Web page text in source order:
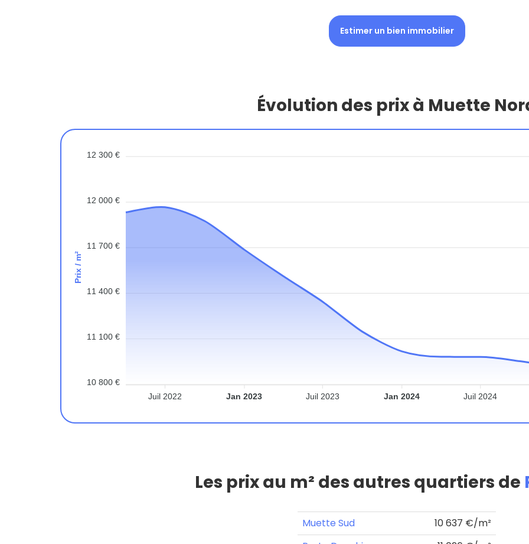
Estimer un bien immobilier
Évolution des prix à Muette
12 300 €
12 000 €
11 700 €
11 400 €
11 100 €
10 800 €
Prix / m²
Juil 2022 Jan 2023 Juil 2023 Jan 2024 Juil 2024
Les prix au m² des autres quartiers de
Muette Sud
10 637 €/m²